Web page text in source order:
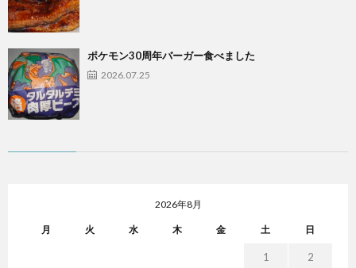
ポケモン30周年バーガー食べました
2026.07.25
2026年8月
月 火 水 木 金 土 日
1 2